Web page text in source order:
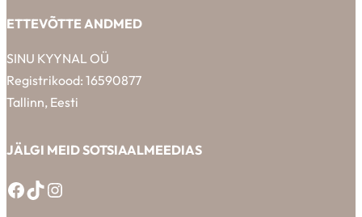
ETTEVÕTTE ANDMED
SINU KYYNAL OÜ
Registrikood: 16590877
Tallinn, Eesti
JÄLGI MEID SOTSIAALMEEDIAS
Facebook TikTok Instagram